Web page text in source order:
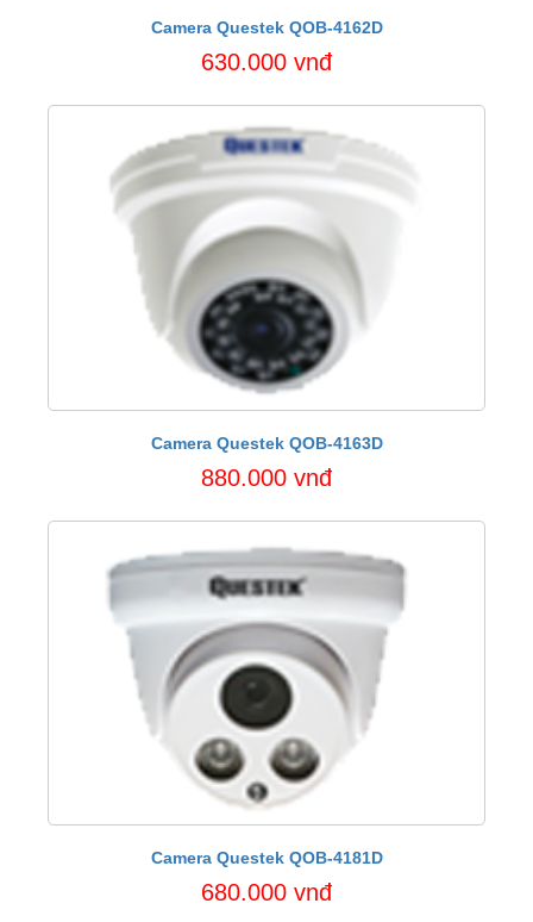
Camera Questek QOB-4162D
630.000 vnđ
Camera Questek QOB-4163D
880.000 vnđ
Camera Questek QOB-4181D
680.000 vnđ